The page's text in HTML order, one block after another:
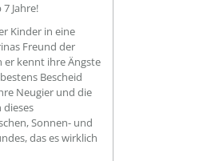
Jahre!
Kinder in eine
Freund der
er kennt ihre Ängste
Bescheid
Neugier und die
dieses
Sonnen- und
das es wirklich